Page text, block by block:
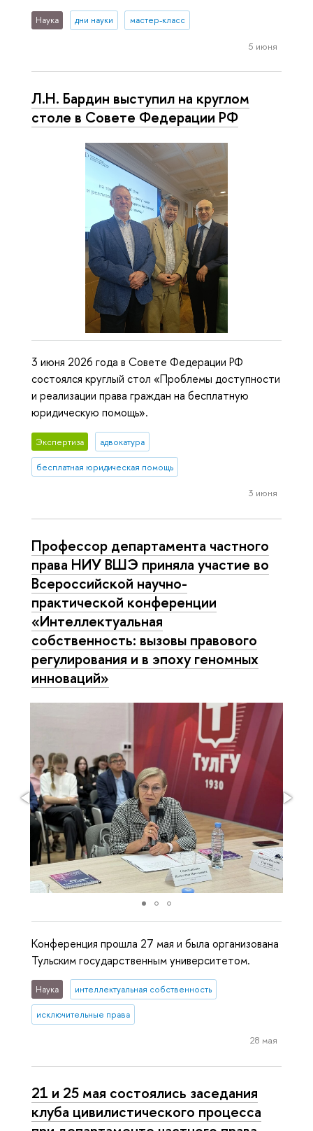
Наука дни науки мастер-класс
5 июня
Л.Н. Бардин выступил на круглом
столе в Совете Федерации РФ
3 июня 2026 года в Совете Федерации РФ
состоялся круглый стол «Проблемы доступности
и реализации права граждан на бесплатную
юридическую помощь».
Экспертиза адвокатура
бесплатная юридическая помощь
3 июня
Профессор департамента частного
права НИУ ВШЭ приняла участие во
Всероссийской научно-
практической конференции
«Интеллектуальная
собственность: вызовы правового
регулирования и в эпоху геномных
инноваций»
Конференция прошла 27 мая и была организована
Тульским государственным университетом.
Наука интеллектуальная собственность
исключительные права
28 мая
21 и 25 мая состоялись заседания
клуба цивилистического процесса